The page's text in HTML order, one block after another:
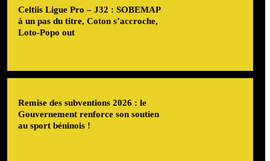
Celtiis Ligue Pro – J32 : SOBEMAP
à un pas du titre, Coton s’accroche,
Loto-Popo out
Remise des subventions 2026 : le
Gouvernement renforce son soutien
au sport béninois !